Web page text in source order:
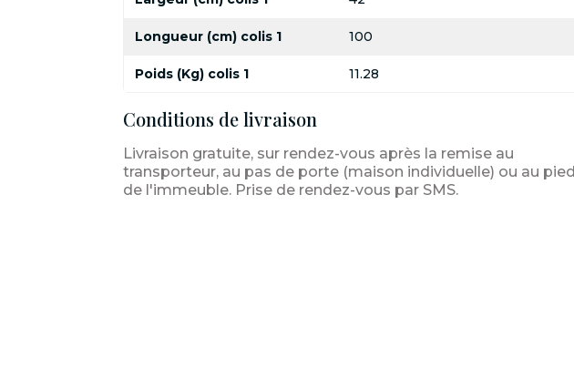
Longueur (cm) colis 1 100
Poids (Kg) colis 1 11.28
Conditions de livraison
Livraison gratuite, sur rendez-vous après la remise au
transporteur, au pas de porte (maison individuelle) ou au pied
de l'immeuble. Prise de rendez-vous par SMS.